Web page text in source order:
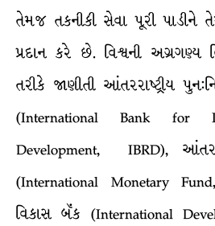
તેમજ તકનીકી સેવા પૂરી પાડીને
પ્રદાન કરે છે. વિશ્વની અગ્રગણ્ય
તરીકે જાણીતી આંતરરાષ્ટ્રીય
(International Bank for
Development, IBRD),
(International Monetary
વિકાસ બૅંક (International